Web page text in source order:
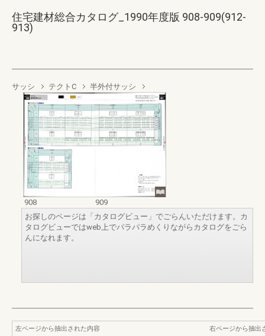
住宅建材総合カタログ_1990年度版 908-909(912-
913)
サッシ テクトC 半外付サッシ
908
909
お探しのページは「カタログビュー」でごらんいただけます。カ
タログビューではweb上でパラパラめくりながらカタログをごら
んになれます。
左ページから抽出された内容
右ページから抽出